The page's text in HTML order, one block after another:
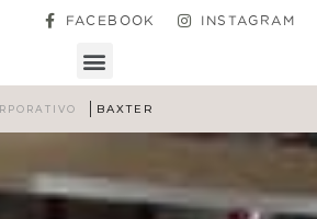
FACEBOOK INSTAGRAM
BAXTER